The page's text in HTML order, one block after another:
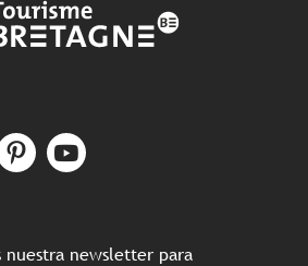
nuestra newsletter para